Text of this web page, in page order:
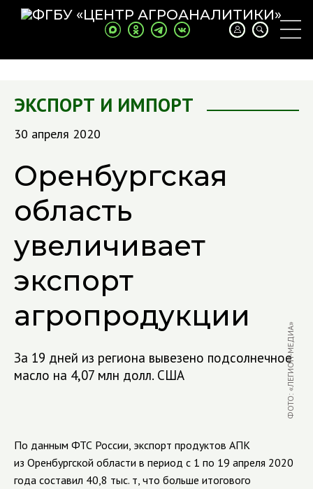
ЭКСПОРТ И ИМПОРТ
30 апреля 2020
Оренбургская
область
увеличивает
экспорт
агропродукции
За 19 дней из региона вывезено подсолнечное
масло на 4,07 млн долл. США
ФОТО: «ЛЕГИОН-МЕДИА»
По данным ФТС России, экспорт продуктов АПК
из Оренбургской области в период с 1 по 19 апреля 2020
года составил 40,8 тыс. т, что больше итогового